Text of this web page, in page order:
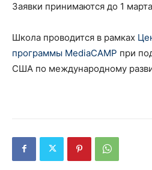
Заявки принимаются до 1
Школа проводится в рамках
программы MediaCAMP при
США по международному